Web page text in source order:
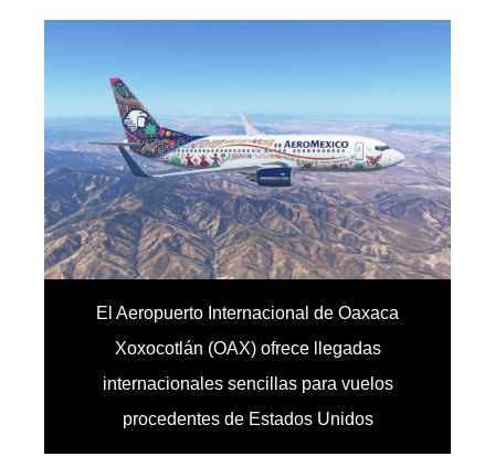
El Aeropuerto Internacional de Oaxaca
Xoxocotlán (OAX) ofrece llegadas
internacionales sencillas para vuelos
procedentes de Estados Unidos